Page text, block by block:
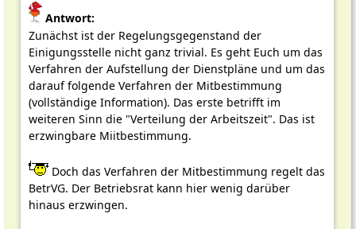
Antwort:
Zunächst ist der Regelungsgegenstand der
Einigungsstelle nicht ganz trivial. Es geht Euch um das
Verfahren der Aufstellung der Dienstpläne und um das
darauf folgende Verfahren der Mitbestimmung
(vollständige Information). Das erste betrifft im
weiteren Sinn die "Verteilung der Arbeitszeit". Das ist
erzwingbare Miitbestimmung.
Doch das Verfahren der Mitbestimmung regelt das
BetrVG. Der Betriebsrat kann hier wenig darüber
hinaus erzwingen.